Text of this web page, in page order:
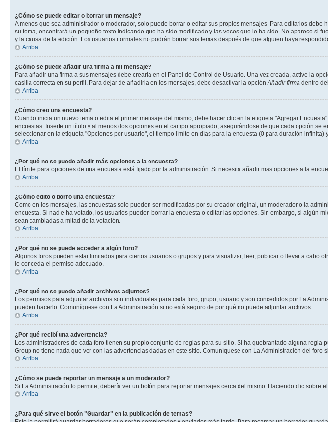
¿Cómo se puede editar o borrar un mensaje?
A menos que sea administrador o moderador, solo puede borrar o editar sus propios mensajes. Para editarlos debe
su tema, encontrará un pequeño texto indicando que ha sido modificado y las veces que lo ha sido. No aparece si
y la causa de la edición. Los usuarios normales no podrán borrar sus temas después de que alguien haya
Arriba
¿Cómo se puede añadir una firma a mi mensaje?
Para añadir una firma a sus mensajes debe crearla en el Panel de Control de Usuario. Una vez creada, active la
casilla correcta en su perfil. Para dejar de añadirla en los mensajes, debe desactivar la opción Añadir firma dentro
Arriba
¿Cómo creo una encuesta?
Cuando inicia un nuevo tema o edita el primer mensaje del mismo, debe hacer clic en la etiqueta "Agregar
encuestas. Inserte un título y al menos dos opciones en el campo apropiado, asegurándose de que cada opción
seleccionar en la etiqueta "Opciones por usuario", el tiempo límite en días para la encuesta (0 para duración infinita)
Arriba
¿Por qué no se puede añadir más opciones a la encuesta?
El límite para opciones de una encuesta está fijado por la administración. Si necesita añadir más opciones a la
Arriba
¿Cómo edito o borro una encuesta?
Como en los mensajes, las encuestas solo pueden ser modificadas por su creador original, un moderador o la
encuesta. Si nadie ha votado, los usuarios pueden borrar la encuesta o editar las opciones. Sin embargo, si algún
sean cambiadas a mitad de la votación.
Arriba
¿Por qué no se puede acceder a algún foro?
Algunos foros pueden estar limitados para ciertos usuarios o grupos y para visualizar, leer, publicar o llevar a
le conceda el permiso adecuado.
Arriba
¿Por qué no se puede añadir archivos adjuntos?
Los permisos para adjuntar archivos son individuales para cada foro, grupo, usuario y son concedidos por La
pueden hacerlo. Comuníquese con La Administración si no está seguro de por qué no puede adjuntar archivos.
Arriba
¿Por qué recibí una advertencia?
Los administradores de cada foro tienen su propio conjunto de reglas para su sitio. Si ha quebrantado alguna
Group no tiene nada que ver con las advertencias dadas en este sitio. Comuníquese con La Administración del foro
Arriba
¿Cómo se puede reportar un mensaje a un moderador?
Si La Administración lo permite, debería ver un botón para reportar mensajes cerca del mismo. Haciendo clic sobre
Arriba
¿Para qué sirve el botón "Guardar" en la publicación de temas?